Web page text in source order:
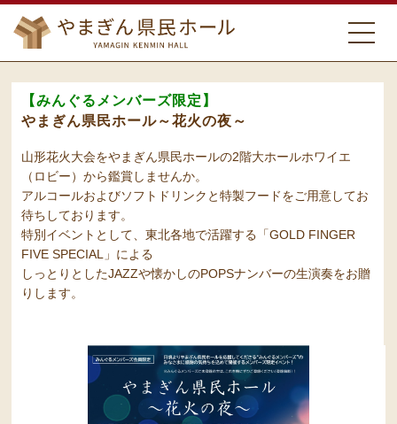
【みんぐるメンバーズ限定】
やまぎん県民ホール～花火の夜～
山形花火大会をやまぎん県民ホールの2階大ホールホワイエ
（ロビー）から鑑賞しませんか。
アルコールおよびソフトドリンクと特製フードをご用意してお
待ちしております。
特別イベントとして、東北各地で活躍する「GOLD FINGER
FIVE SPECIAL」による
しっとりとしたJAZZや懐かしのPOPSナンバーの生演奏をお贈
りします。